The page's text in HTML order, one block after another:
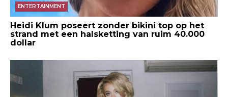
ENTERTAINMENT
Heidi Klum poseert zonder bikini top op het
strand met een halsketting van ruim 40.000
dollar